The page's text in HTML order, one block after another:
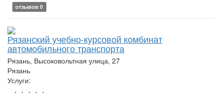
отзывов 0
Рязанский учебно-курсовой комбинат
автомобильного транспорта
Рязань, Высоковольтная улица, 27
Рязань
Услуги: